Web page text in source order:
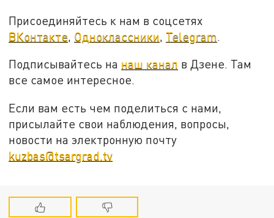
Присоединяйтесь к нам в соцсетях
ВКонтакте Одноклассники Telegram
Подписывайтесь на наш канал в Дзене. Там
все самое интересное.
Если вам есть чем поделиться с нами,
присылайте свои наблюдения, вопросы,
новости на электронную почту
kuzbas@tsargrad.tv